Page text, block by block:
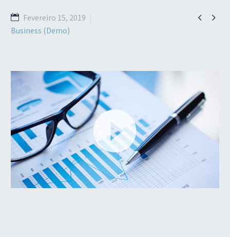
 
Fevereiro 15, 2019
Business (Demo)